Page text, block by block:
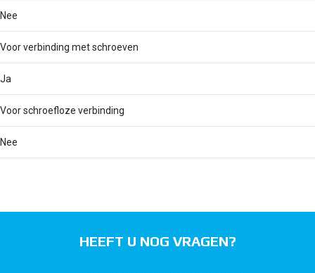
Nee
Voor verbinding met schroeven
Ja
Voor schroefloze verbinding
Nee
HEEFT U NOG VRAGEN?